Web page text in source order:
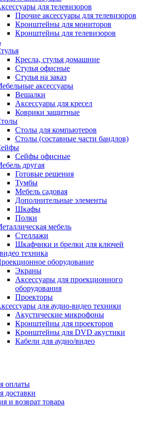
для телевизоров
Прочие аксессуары для телевизоров
Кронштейны для мониторов
Кронштейны для телевизоров
Кресла, стулья домашние
Стулья офисные
Стулья на заказ
аксессуары
Вешалки
Аксессуары для кресел
Коврики защитные
Столы для компьютеров
Столы (составные части бандлов)
Сейфы офисные
другая
Готовые решения
Тумбы
Мебель садовая
Дополнительные элементы
Шкафы
Полки
мебель
Стеллажи
Шкафчики и брелки для ключей
техника
оборудование
Экраны
Аксессуары для проекционного
оборудования
Проекторы
для аудио-видео техники
Акустические микрофоны
Кронштейны для проекторов
Кронштейны для DVD акустики
Кабели для аудио/видео
оплаты
доставки
и возврат товара